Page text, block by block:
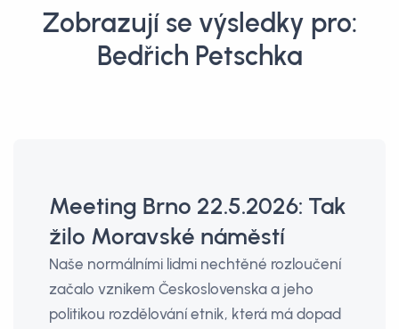
Zobrazují se výsledky pro:
Bedřich Petschka
Meeting Brno 22.5.2026: Tak
žilo Moravské náměstí
Naše normálními lidmi nechtěné rozloučení
začalo vznikem Československa a jeho
politikou rozdělování etnik, která má dopad